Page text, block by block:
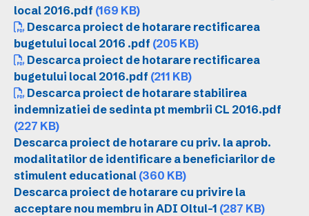
local 2016.pdf (169 KB)
Descarca proiect de hotarare rectificarea
bugetului local 2016 .pdf (205 KB)
Descarca proiect de hotarare rectificarea
bugetului local 2016.pdf (211 KB)
Descarca proiect de hotarare stabilirea
indemnizatiei de sedinta pt membrii CL 2016.pdf
(227 KB)
Descarca proiect de hotarare cu priv. la aprob.
modalitatilor de identificare a beneficiarilor de
stimulent educational (360 KB)
Descarca proiect de hotarare cu privire la
acceptare nou membru in ADI Oltul-1 (287 KB)